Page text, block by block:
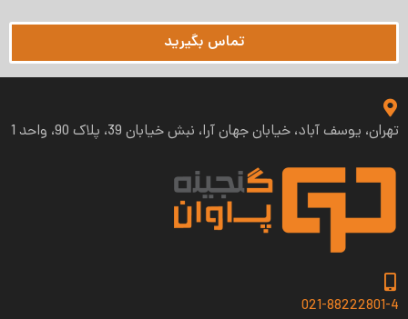
تماس بگیرید
تهران، یوسف آباد، خیابان جهان آرا، نبش خیابان 39، پلاک 90، واحد 1
021-88222801-4